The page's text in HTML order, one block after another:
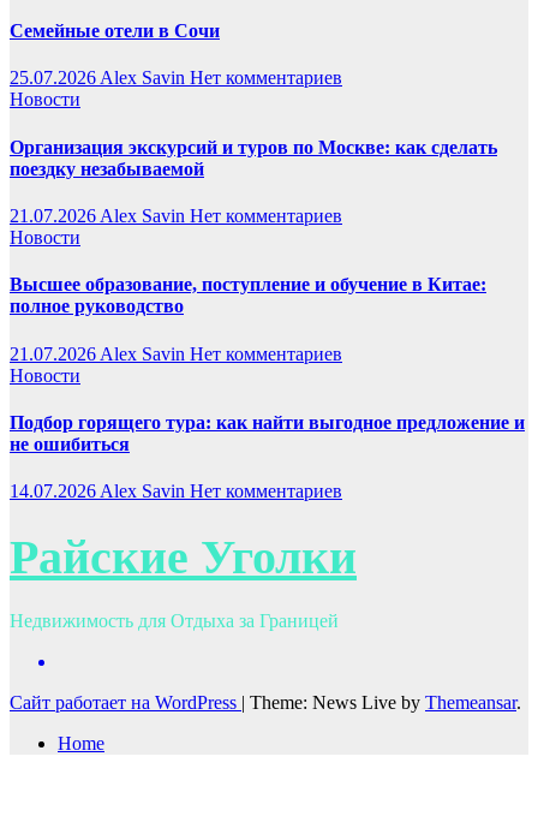
Семейные отели в Сочи
25.07.2026Alex Savin Нет комментариев
Новости
Организация экскурсий и туров по Москве: как сделать
поездку незабываемой
21.07.2026 Alex Savin Нет комментариев
Новости
Высшее образование, поступление и обучение в Китае:
полное руководство
21.07.2026 Alex Savin Нет комментариев
Новости
Подбор горящего тура: как найти выгодное предложение и
не ошибиться
14.07.2026 Alex Savin Нет комментариев
Райские Уголки
Недвижимость для Отдыха за Границей
Сайт работает на WordPress | Theme: News Live by Themeansar.
Home